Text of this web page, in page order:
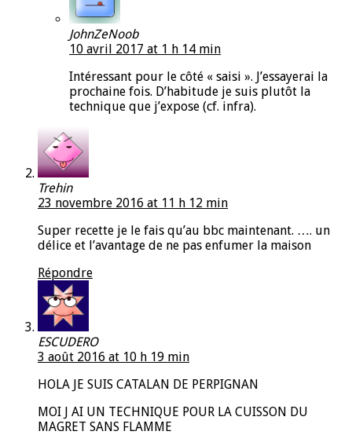
JohnZeNoob
10 avril 2017 at 1 h 14 min
Intéressant pour le côté « saisi ». J’essayerai la
prochaine fois. D’habitude je suis plutôt la
technique que j’expose (cf. infra).
Trehin
23 novembre 2016 at 11 h 12 min
Super recette je le fais qu’au bbc maintenant. …. un
délice et l’avantage de ne pas enfumer la maison
Répondre
ESCUDERO
3 août 2016 at 10 h 19 min
HOLA JE SUIS CATALAN DE PERPIGNAN
MOI J AI UN TECHNIQUE POUR LA CUISSON DU
MAGRET SANS FLAMME